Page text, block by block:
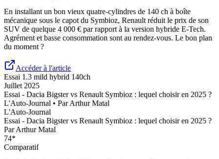
En installant un bon vieux quatre-cylindres de 140 ch à boîte
mécanique sous le capot du Symbioz, Renault réduit le prix de son
SUV de quelque 4 000 € par rapport à la version hybride E-Tech.
Agrément et basse consommation sont au rendez-vous. Le bon plan
du moment ?
Accéder à l'article
Essai 1.3 mild hybrid 140ch
Juillet 2025
Essai - Dacia Bigster vs Renault Symbioz : lequel choisir en 2025 ?
L'Auto-Journal • ParArthur Matal
L'Auto-Journal
Essai - Dacia Bigster vs Renault Symbioz : lequel choisir en 2025 ?
ParArthur Matal
74*
Comparatif